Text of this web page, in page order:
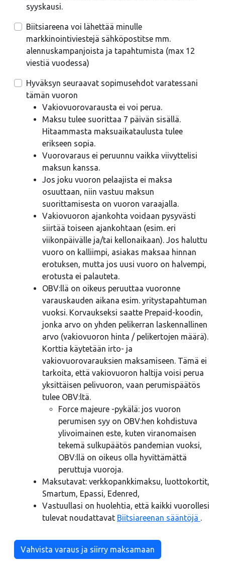
syyskausi.
Biitsiareena voi lähettää minulle
markkinointiviestejä sähköpostitse mm.
alennuskampanjoista ja tapahtumista (max 12
viestiä vuodessa)
Hyväksyn seuraavat sopimusehdot varatessani
tämän vuoron
Vakiovuorovarausta ei voi perua.
Maksu tulee suorittaa 7 päivän sisällä.
Hitaammasta maksuaikataulusta tulee
erikseen sopia.
Vuorovaraus ei peruunnu vaikka viivyttelisi
maksun kanssa.
Jos joku vuoron pelaajista ei maksa
osuuttaan, niin vastuu maksun
suorittamisesta on vuoron varaajalla.
Vakiovuoron ajankohta voidaan pysyvästi
siirtää toiseen ajankohtaan (esim. eri
viikonpäivälle ja/tai kellonaikaan). Jos haluttu
vuoro on kalliimpi, asiakas maksaa hinnan
erotuksen, mutta jos uusi vuoro on halvempi,
erotusta ei palauteta.
OBV:llä on oikeus peruuttaa vuoronne
varauskauden aikana esim. yritystapahtuman
vuoksi. Korvaukseksi saatte Prepaid-koodin,
jonka arvo on yhden pelikerran laskennallinen
arvo (vakiovuoron hinta / pelikertojen määrä).
Korttia käytetään irto- ja
vakiovuorovarauksien maksamiseen. Tämä ei
tarkoita, että vakiovuoron haltija voisi perua
yksittäisen pelivuoron, vaan perumispäätös
tulee OBV:ltä.
Force majeure -pykälä: jos vuoron
perumisen syy on OBV:hen kohdistuva
ylivoimainen este, kuten viranomaisen
tekemä sulkupäätös pandemian vuoksi,
OBV:llä on oikeus olla hyvittämättä
peruttuja vuoroja.
Maksutavat: verkkopankkimaksu, luottokortit,
Smartum, Epassi, Edenred,
Vastuullasi on huolehtia, että kaikki vuorollesi
tulevat noudattavat Biitsiareenan sääntöjä .
Vahvista varaus ja siirry maksamaan